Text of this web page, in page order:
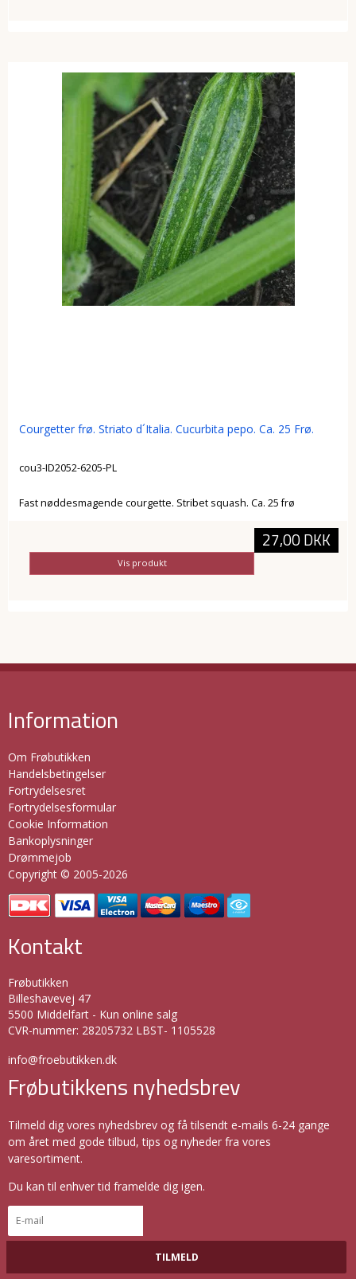
Courgetter frø. Striato d´Italia. Cucurbita pepo. Ca. 25 Frø.
cou3-ID2052-6205-PL
Fast nøddesmagende courgette. Stribet squash. Ca. 25 frø
27,00 DKK
Vis produkt
Information
Om Frøbutikken
Handelsbetingelser
Fortrydelsesret
Fortrydelsesformular
Cookie Information
Bankoplysninger
Drømmejob
Copyright © 2005-2026
Kontakt
Frøbutikken
Billeshavevej 47
5500 Middelfart - Kun online salg
CVR-nummer: 28205732 LBST- 1105528
info@froebutikken.dk
Frøbutikkens nyhedsbrev
Tilmeld dig vores nyhedsbrev og få tilsendt e-mails 6-24 gange
om året med gode tilbud, tips og nyheder fra vores
varesortiment.
Du kan til enhver tid framelde dig igen.
TILMELD